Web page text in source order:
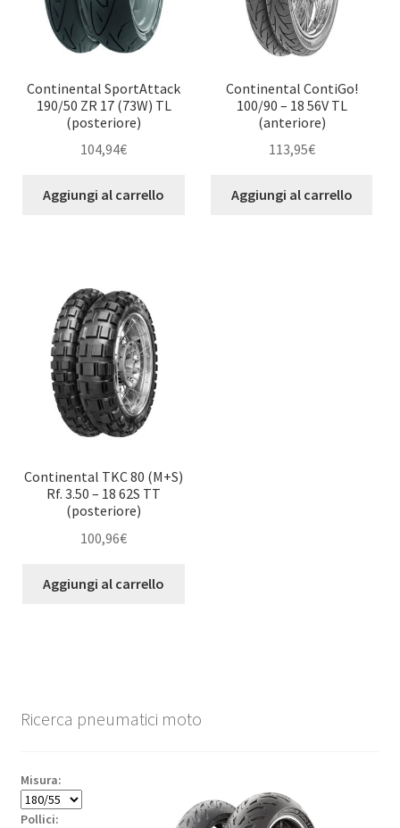
Continental SportAttack
190/50 ZR 17 (73W) TL
(posteriore)
104,94€
Aggiungi al carrello
Continental ContiGo!
100/90 – 18 56V TL
(anteriore)
113,95€
Aggiungi al carrello
Continental TKC 80 (M+S)
Rf. 3.50 – 18 62S TT
(posteriore)
100,96€
Aggiungi al carrello
Ricerca pneumatici moto
Misura:
Pollici: